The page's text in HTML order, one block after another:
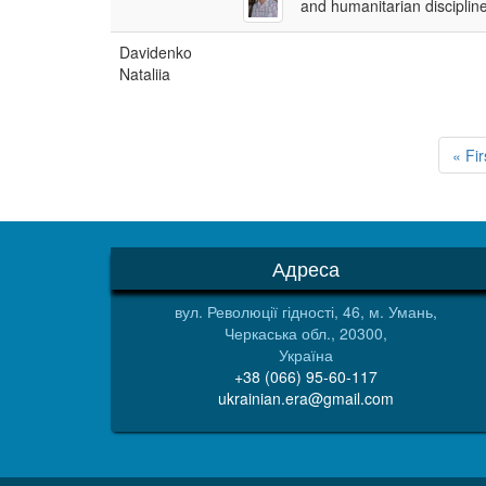
and humanitarian
Davidenko
Nataliia
«
Адреса
вул. Революції гідності, 46, м. Умань,
Черкаська обл., 20300,
Україна
+38 (066) 95-60-117
ukrainian.era@gmail.com